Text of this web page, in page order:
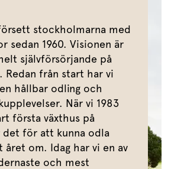
stockholmarna med
sedan 1960. Visionen är
självförsörjande på
Redan från start har vi
hållbar odling och
När vi 1983
första växthus på
det för att kunna odla
året om. Idag har vi en av
och mest